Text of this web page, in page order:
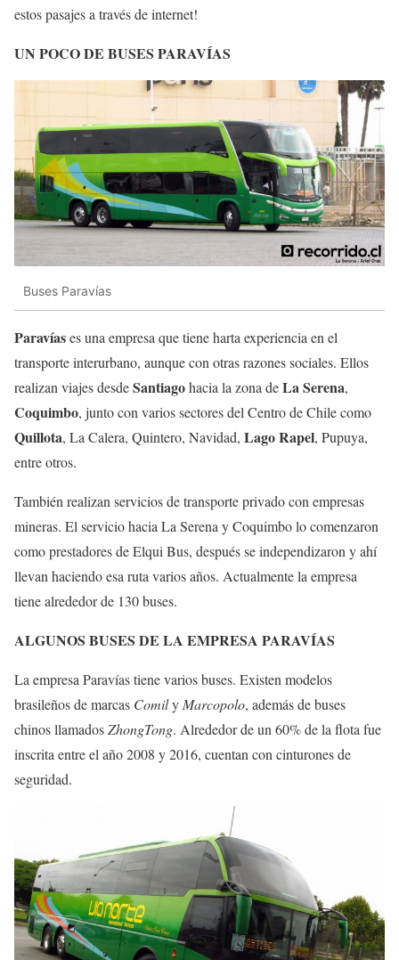
estos pasajes a través de internet!
UN POCO DE BUSES PARAVÍAS
Buses Paravías
Paravíases una empresa que tiene harta experiencia en el
transporte interurbano, aunque con otras razones sociales. Ellos
realizan viajes desdeSantiagohacia la zona deLa Serena,
Coquimbo, junto con varios sectores del Centro de Chile como
Quillota, La Calera, Quintero, Navidad, Lago Rapel, Pupuya,
entre otros.
También realizan servicios de transporte privado con empresas
mineras. El servicio hacia La Serena y Coquimbo lo comenzaron
como prestadores de Elqui Bus, después se independizaron y ahí
llevan haciendo esa ruta varios años. Actualmente la empresa
tiene alrededor de 130 buses.
ALGUNOS BUSES DE LA EMPRESA PARAVÍAS
La empresa Paravías tiene varios buses. Existen modelos
brasileños de marcas Comily Marcopolo, además de buses
chinos llamadosZhongTong. Alrededor de un 60% de la flota fue
inscrita entre el año 2008 y 2016, cuentan con cinturones de
seguridad.